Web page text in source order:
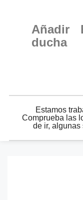
Añadir
ducha
Estamos
Comprueba las
de ir,